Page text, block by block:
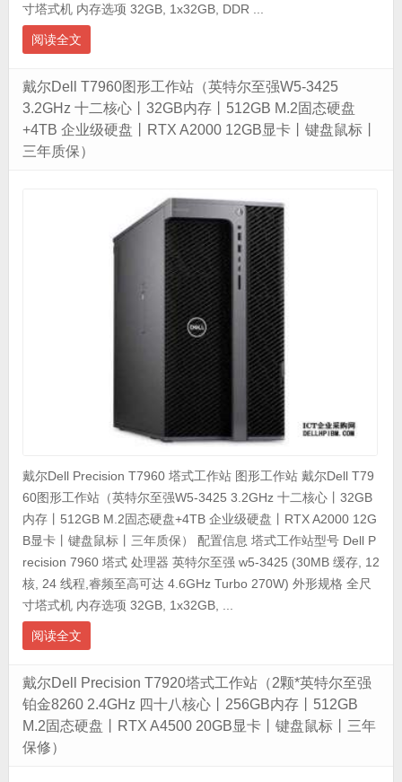
寸塔式机 内存选项 32GB, 1x32GB, DDR ...
阅读全文
戴尔Dell T7960图形工作站（英特尔至强W5-3425
3.2GHz 十二核心丨32GB内存丨512GB M.2固态硬盘
+4TB 企业级硬盘丨RTX A2000 12GB显卡丨键盘鼠标丨
三年质保）
戴尔Dell Precision T7960 塔式工作站 图形工作站 戴尔Dell T79
60图形工作站（英特尔至强W5-3425 3.2GHz 十二核心丨32GB
内存丨512GB M.2固态硬盘+4TB 企业级硬盘丨RTX A2000 12G
B显卡丨键盘鼠标丨三年质保） 配置信息 塔式工作站型号 Dell P
recision 7960 塔式 处理器 英特尔至强 w5-3425 (30MB 缓存, 12
核, 24 线程,睿频至高可达 4.6GHz Turbo 270W) 外形规格 全尺
寸塔式机 内存选项 32GB, 1x32GB, ...
阅读全文
戴尔Dell Precision T7920塔式工作站（2颗*英特尔至强
铂金8260 2.4GHz 四十八核心丨256GB内存丨512GB
M.2固态硬盘丨RTX A4500 20GB显卡丨键盘鼠标丨三年
保修）